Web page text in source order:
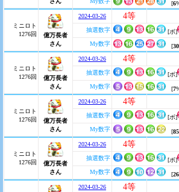
[6
ミニロト
1276回
億万長者
さん
2024-03-26 4等
抽選数字
[ボ]
My数字
[30
ミニロト
1276回
億万長者
さん
2024-03-26 4等
抽選数字
[ボ]
My数字
[7
ミニロト
1276回
億万長者
さん
2024-03-26 4等
抽選数字
[ボ]
My数字
[85
ミニロト
1276回
億万長者
さん
2024-03-26 4等
抽選数字
[ボ]
My数字
[26
2024-03-26 4等